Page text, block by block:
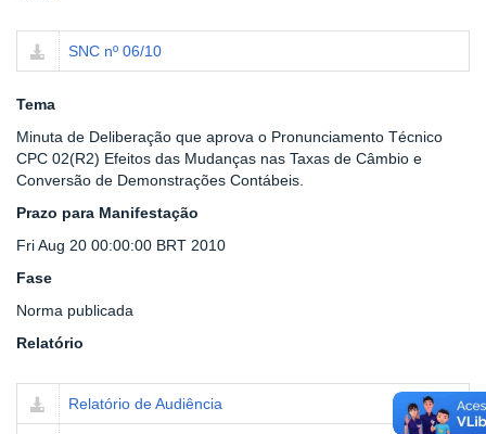
SNC nº 06/10
Tema
Minuta de Deliberação que aprova o Pronunciamento Técnico
CPC 02(R2) Efeitos das Mudanças nas Taxas de Câmbio e
Conversão de Demonstrações Contábeis.
Prazo para Manifestação
Fri Aug 20 00:00:00 BRT 2010
Fase
Norma publicada
Relatório
Relatório de Audiência